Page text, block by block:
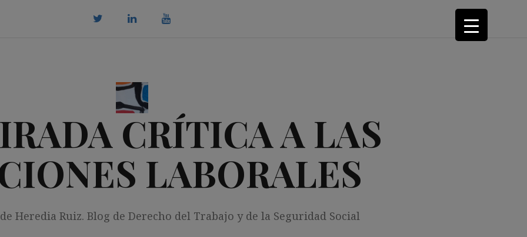
CRÍTICA A LAS
LABORALES
Heredia Ruiz. Blog de Derecho del Trabajo y de la Seguridad Social